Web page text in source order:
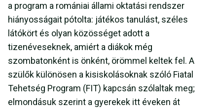
a program a romániai állami oktatási rendszer
hiányosságait pótolta: játékos tanulást, széles
látókört és olyan közösséget adott a
tizenéveseknek, amiért a diákok még
szombatonként is önként, örömmel keltek fel. A
szülők különösen a kisiskolásoknak szóló Fiatal
Tehetség Program (FIT) kapcsán szólaltak meg;
elmondásuk szerint a gyerekek itt éveken át